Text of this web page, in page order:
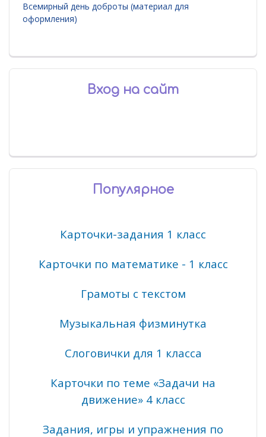
Всемирный день доброты (материал для
оформления)
Вход на сайт
Популярное
Карточки-задания 1 класс
Карточки по математике - 1 класс
Грамоты с текстом
Музыкальная физминутка
Слоговички для 1 класса
Карточки по теме «Задачи на
движение» 4 класс
Задания, игры и упражнения по